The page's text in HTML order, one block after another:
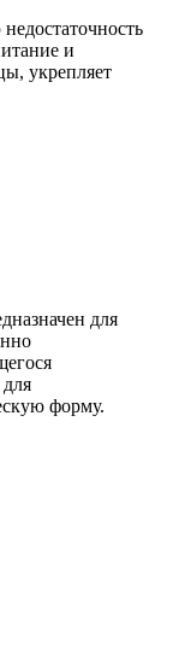
и
укрепляет
для
форму.